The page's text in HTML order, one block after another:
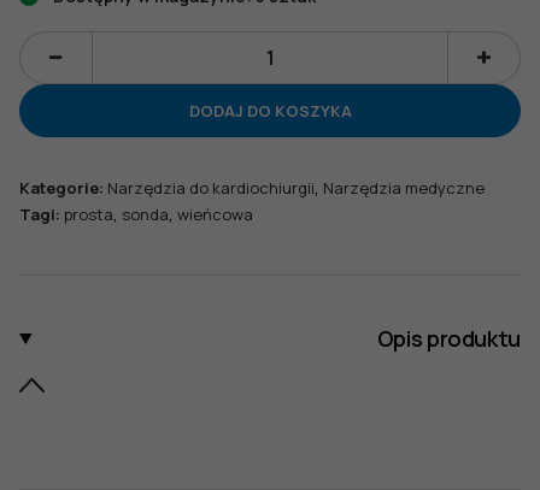
ilość
wieńcowa,
190
DODAJ DO KOSZYKA
Kategorie: Narzędzia do kardiochiurgii, Narzędzia medyczne
Tagi: prosta, sonda, wieńcowa
Opis produktu